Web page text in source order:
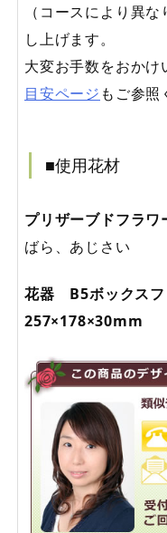
（コースにより異
し上げます。
大変お手数をおかけ
目安ページ もご参照
■使用花材
プリザーブドフラワ
ばら、あじさい
花器 B5ボックス
257×178×30mm